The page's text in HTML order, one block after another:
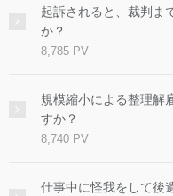
起訴されると、裁判ま
か？
8,785 PV
規模縮小による整理解
すか？
8,740 PV
仕事中に怪我をして後